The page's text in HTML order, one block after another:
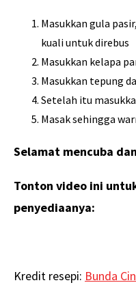
Masukkan gula
kuali untuk direbus
Masukkan kelapa
Masukkan tepung
Setelah itu
Masak sehingga
Selamat mencuba
Tonton video ini
penyediaanya:
Kredit resepi: Bunda